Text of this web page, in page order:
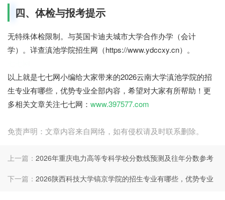
四、体检与报考提示
无特殊体检限制。与英国卡迪夫城市大学合作办学（会计
学）。详查滇池学院招生网（https://www.ydccxy.cn）。
以上就是七七网小编给大家带来的2026云南大学滇池学院的招
生专业有哪些，优势专业全部内容，希望对大家有所帮助！更
多相关文章关注七七网： www.397577.com
免责声明：文章内容来自网络，如有侵权请及时联系删除。
上一篇： 2026年重庆电力高等专科学校分数线预测及往年分数参考
下一篇： 2026陕西科技大学镐京学院的招生专业有哪些，优势专业